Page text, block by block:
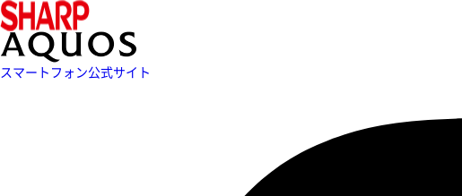
スマートフォン公式サイト